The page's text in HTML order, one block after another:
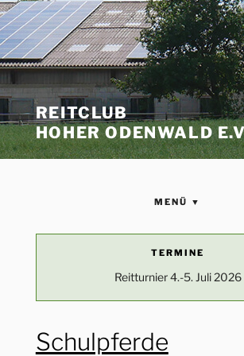
REITCLUB
HOHER ODENWALD
MENÜ ▼
TERMINE
Reitturnier 4.-5. Juli 2026
Schulpferde